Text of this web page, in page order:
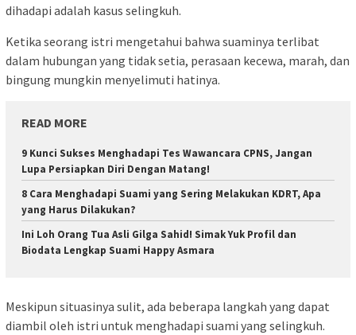
dihadapi adalah kasus selingkuh.
Ketika seorang istri mengetahui bahwa suaminya terlibat
dalam hubungan yang tidak setia, perasaan kecewa, marah, dan
bingung mungkin menyelimuti hatinya.
READ MORE
9 Kunci Sukses Menghadapi Tes Wawancara CPNS, Jangan
Lupa Persiapkan Diri Dengan Matang!
8 Cara Menghadapi Suami yang Sering Melakukan KDRT, Apa
yang Harus Dilakukan?
Ini Loh Orang Tua Asli Gilga Sahid! Simak Yuk Profil dan
Biodata Lengkap Suami Happy Asmara
Meskipun situasinya sulit, ada beberapa langkah yang dapat
diambil oleh istri untuk menghadapi suami yang selingkuh.